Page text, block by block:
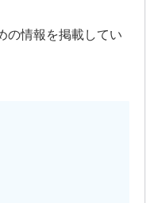
の情報を掲載してい